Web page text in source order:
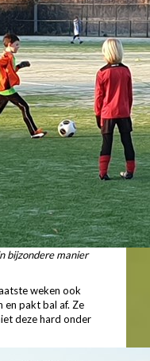
bijzondere manier
weken ook
en pakt bal af. Ze
deze hard onder